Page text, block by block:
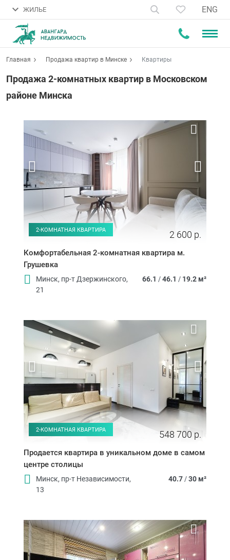
ЖИЛЬЕ ENG
Главная Продажа квартир в Минске Квартиры
Продажа 2-комнатных квартир в Московском
районе Минска
2-КОМНАТНАЯ КВАРТИРА 2 600 р.
Комфортабельная 2-комнатная квартира м.
Грушевка
Минск, пр-т Дзержинского,
21
66.1 /46.1 / 19.2 м²
2-КОМНАТНАЯ КВАРТИРА 548 700 р.
Продается квартира в уникальном доме в самом
центре столицы
Минск, пр-т Независимости,
13
40.7/30 м²